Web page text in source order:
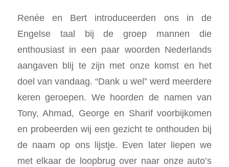
Renée en Bert introduceerden ons in de
Engelse taal bij de groep mannen die
enthousiast in een paar woorden Nederlands
aangaven blij te zijn met onze komst en het
doel van vandaag. “Dank u wel” werd meerdere
keren geroepen. We hoorden de namen van
Tony, Ahmad, George en Sharif voorbijkomen
en probeerden wij een gezicht te onthouden bij
de naam op ons lijstje. Even later liepen we
met elkaar de loopbrug over naar onze auto’s